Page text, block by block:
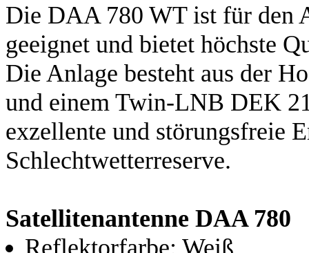
Die DAA 780 WT ist für den
geeignet und bietet höchste
Die Anlage besteht aus der
und einem Twin-LNB DEK
exzellente und störungsfreie
Schlechtwetterreserve.
Satellitenantenne DAA 780
Reflektorfarbe: Weiß